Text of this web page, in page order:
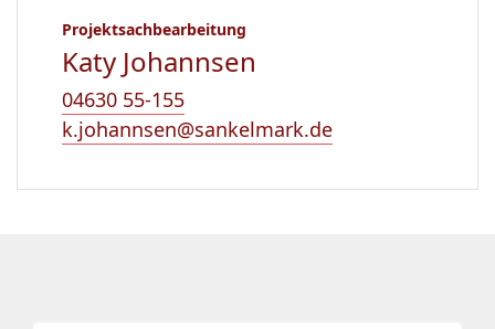
Projektsachbearbeitung
Katy Johannsen
04630 55-155
k.johannsen@sankelmark.de